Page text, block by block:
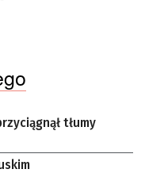
tłumy